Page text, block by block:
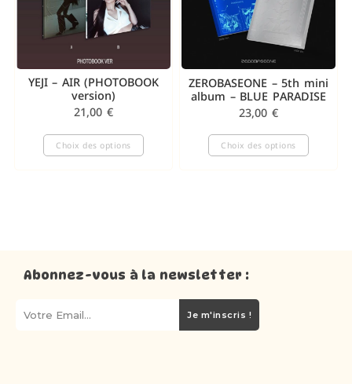
YEJI – AIR (PHOTOBOOK
version)
21,00 €
Choix des options
ZEROBASEONE – 5th mini
album – BLUE PARADISE
23,00 €
Choix des options
Abonnez-vous à la newsletter :
Je m'inscris !